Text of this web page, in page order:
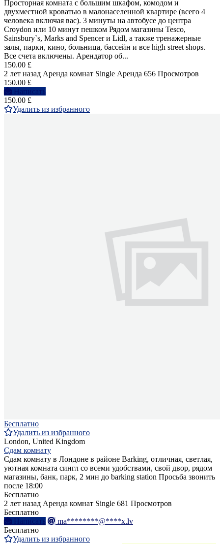
Просторная комната с большим шкафом, комодом и
двухместной кроватью в малонаселенной квартире (всего 4
человека включая вас). 3 минуты на автобусе до центра
Croydon или 10 минут пешком Рядом магазины Tesco,
Sainsbury`s, Marks and Spencer и Lidl, а также тренажерные
залы, парки, кино, больница, бассейн и все high street shops.
Все счета включены. Арендатор об...
150.00 £
2 лет назад Аренда комнат Single Аренда 656 Просмотров
150.00 £
Написать
150.00 £
Удалить из избранного
Бесплатно
Удалить из избранного
London, United Kingdom
Сдам комнату
Сдам комнату в Лондоне в районе Barking, отличная, светлая,
уютная комната сингл со всеми удобствами, свой двор, рядом
магазины, банк, парк, 2 мин до barking station Просьба звонить
после 18:00
Бесплатно
2 лет назад Аренда комнат Single 681 Просмотров
Бесплатно
Написать
ma********@****x.lv
Бесплатно
Удалить из избранного